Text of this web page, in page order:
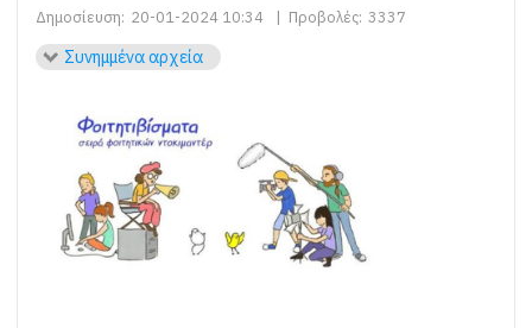
Δημοσίευση: 20-01-2024 10:34 | Προβολές: 3337
Συνημμένα αρχεία